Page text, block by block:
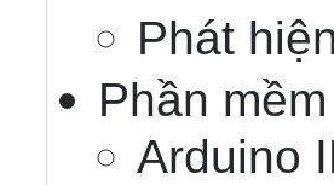
Phát
Phần mềm
Arduino